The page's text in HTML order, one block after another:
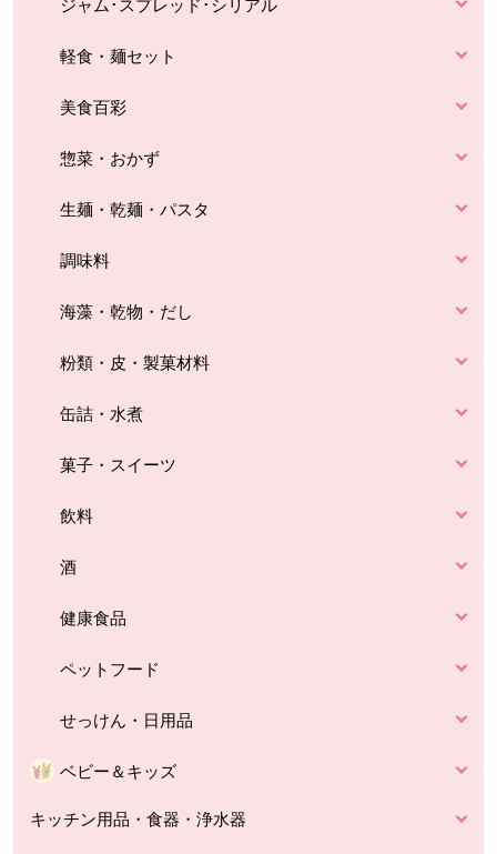
ジャム･スプレッド･シリアル
軽食・麺セット
美食百彩
惣菜・おかず
生麺・乾麺・パスタ
調味料
海藻・乾物・だし
粉類・皮・製菓材料
缶詰・水煮
菓子・スイーツ
飲料
酒
健康食品
ペットフード
せっけん・日用品
ベビー＆キッズ
キッチン用品・食器・浄水器